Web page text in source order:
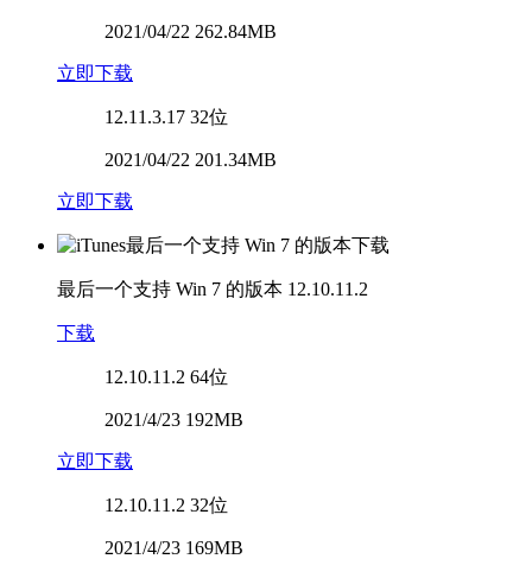
2021/04/22 262.84MB
立即下载
12.11.3.17 32位
2021/04/22 201.34MB
立即下载
最后一个支持 Win 7 的版本 12.10.11.2
下载
12.10.11.2 64位
2021/4/23 192MB
立即下载
12.10.11.2 32位
2021/4/23 169MB